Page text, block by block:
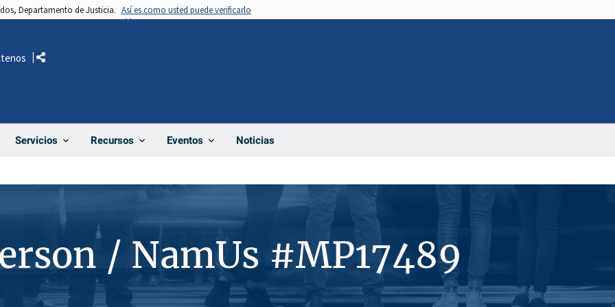
Departamento de Justicia. Así es como usted puede verificarlo
Servicios Recursos Eventos Noticias
Comparte
/ NamUs #MP17489